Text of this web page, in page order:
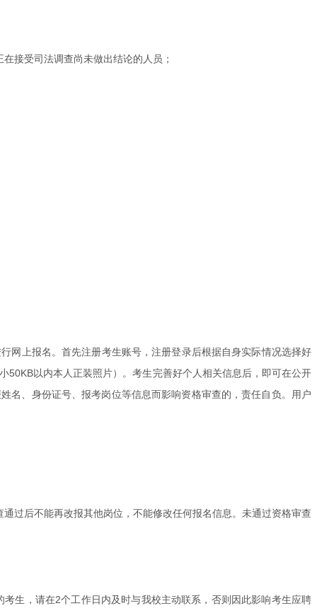
接受司法调查尚未做出结论的人员；
网上报名。首先注册考生账号，注册登录后根据自身实际情况选择好
以内本人正装照片）。考生完善好个人相关信息后，即可在公开
名、身份证号、报考岗位等信息而影响资格审查的，责任自负。用户
过后不能再改报其他岗位，不能修改任何报名信息。未通过资格审查
生，请在2个工作日内及时与我校主动联系，否则因此影响考生应聘